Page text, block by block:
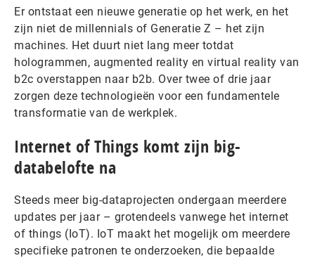
Er ontstaat een nieuwe generatie op het werk, en het
zijn niet de millennials of Generatie Z – het zijn
machines. Het duurt niet lang meer totdat
hologrammen, augmented reality en virtual reality van
b2c overstappen naar b2b. Over twee of drie jaar
zorgen deze technologieën voor een fundamentele
transformatie van de werkplek.
Internet of Things komt zijn big-
databelofte na
Steeds meer big-dataprojecten ondergaan meerdere
updates per jaar – grotendeels vanwege het internet
of things (IoT). IoT maakt het mogelijk om meerdere
specifieke patronen te onderzoeken, die bepaalde